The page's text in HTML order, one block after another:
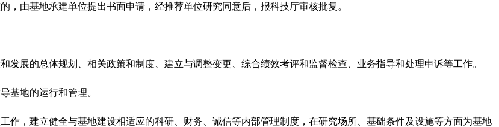
由基地承建单位提出书面申请，经推荐单位研究同意后，报科技厅审核批复。
展的总体规划、相关政策和制度、建立与调整变更、综合绩效考评和监督检查、业务指导和处理申诉等工作。
基地的运行和管理。
作，建立健全与基地建设相适应的科研、财务、诚信等内部管理制度，在研究场所、基础条件及设施等方面为基地